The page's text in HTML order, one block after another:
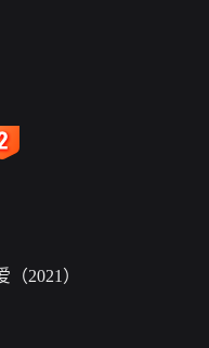
（2021）